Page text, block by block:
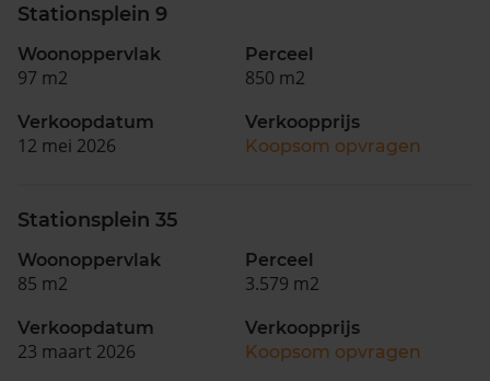
Stationsplein 9
Woonoppervlak
97 m2
Perceel
850 m2
Verkoopdatum
12 mei 2026
Verkoopprijs
Koopsom opvragen
Stationsplein 35
Woonoppervlak
85 m2
Perceel
3.579 m2
Verkoopdatum
23 maart 2026
Verkoopprijs
Koopsom opvragen